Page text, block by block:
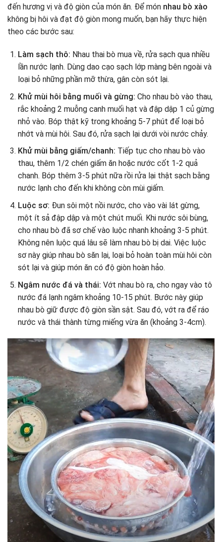
đến hương vị và độ giòn của món ăn. Để món nhau bò xào
không bị hôi và đạt độ giòn mong muốn, bạn hãy thực hiện
theo các bước sau:
Làm sạch thô: Nhau thai bò mua về, rửa sạch qua nhiều
lần nước lạnh. Dùng dao cạo sạch lớp màng bên ngoài và
loại bỏ những phần mỡ thừa, gân còn sót lại.
Khử mùi hôi bằng muối và gừng: Cho nhau bò vào thau,
rắc khoảng 2 muỗng canh muối hạt và đập dập 1 củ gừng
nhỏ vào. Bóp thật kỹ trong khoảng 5-7 phút để loại bỏ
nhớt và mùi hôi. Sau đó, rửa sạch lại dưới vòi nước chảy.
Khử mùi bằng giấm/chanh: Tiếp tục cho nhau bò vào
thau, thêm 1/2 chén giấm ăn hoặc nước cốt 1-2 quả
chanh. Bóp thêm 3-5 phút nữa rồi rửa lại thật sạch bằng
nước lạnh cho đến khi không còn mùi giấm.
Luộc sơ: Đun sôi một nồi nước, cho vào vài lát gừng,
một ít sả đập dập và một chút muối. Khi nước sôi bùng,
cho nhau bò đã sơ chế vào luộc nhanh khoảng 3-5 phút.
Không nên luộc quá lâu sẽ làm nhau bò bị dai. Việc luộc
sơ này giúp nhau bò săn lại, loại bỏ hoàn toàn mùi hôi còn
sót lại và giúp món ăn có độ giòn hoàn hảo.
Ngâm nước đá và thái: Vớt nhau bò ra, cho ngay vào tô
nước đá lạnh ngâm khoảng 10-15 phút. Bước này giúp
nhau bò giữ được độ giòn sần sật. Sau đó, vớt ra để ráo
nước và thái thành từng miếng vừa ăn (khoảng 3-4cm).